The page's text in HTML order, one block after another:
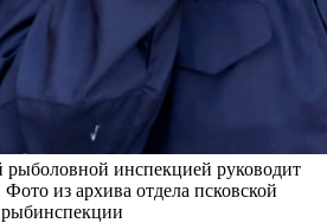
рыболовной инспекцией руководит
из архива отдела псковской
рыбинспекции